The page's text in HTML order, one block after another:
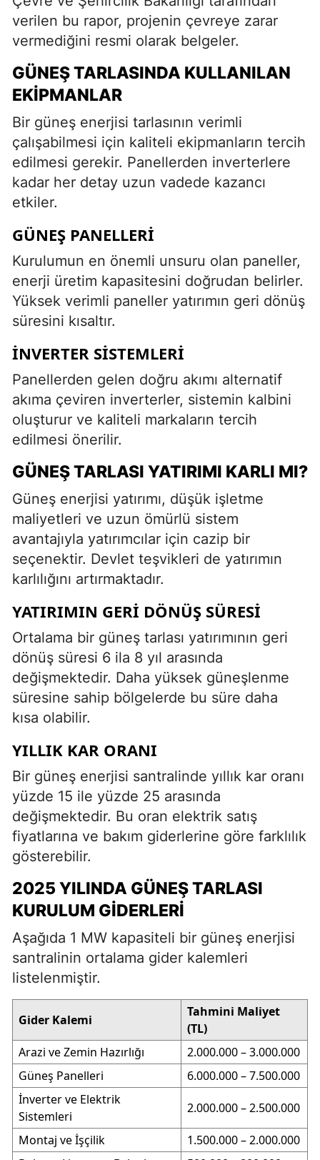
verilen bu rapor, projenin çevreye zarar
vermediğini resmi olarak belgeler.
GÜNEŞ TARLASINDA KULLANILAN
EKIPMANLAR
Bir güneş enerjisi tarlasının verimli
çalışabilmesi için kaliteli ekipmanların tercih
edilmesi gerekir. Panellerden inverterlere
kadar her detay uzun vadede kazancı
etkiler.
GÜNEŞ PANELLERI
Kurulumun en önemli unsuru olan paneller,
enerji üretim kapasitesini doğrudan belirler.
Yüksek verimli paneller yatırımın geri dönüş
süresini kısaltır.
İNVERTER SISTEMLERI
Panellerden gelen doğru akımı alternatif
akıma çeviren inverterler, sistemin kalbini
oluşturur ve kaliteli markaların tercih
edilmesi önerilir.
GÜNEŞ TARLASI YATIRIMI KARLI MI?
Güneş enerjisi yatırımı, düşük işletme
maliyetleri ve uzun ömürlü sistem
avantajıyla yatırımcılar için cazip bir
seçenektir. Devlet teşvikleri de yatırımın
karlılığını artırmaktadır.
YATIRIMIN GERI DÖNÜŞ SÜRESI
Ortalama bir güneş tarlası yatırımının geri
dönüş süresi 6 ila 8 yıl arasında
değişmektedir. Daha yüksek güneşlenme
süresine sahip bölgelerde bu süre daha
kısa olabilir.
YILLIK KAR ORANI
Bir güneş enerjisi santralinde yıllık kar oranı
yüzde 15 ile yüzde 25 arasında
değişmektedir. Bu oran elektrik satış
fiyatlarına ve bakım giderlerine göre farklılık
gösterebilir.
2025 YILINDA GÜNEŞ TARLASI
KURULUM GIDERLERI
Aşağıda 1 MW kapasiteli bir güneş enerjisi
santralinin ortalama gider kalemleri
listelenmiştir.
Gider Kalemi
Tahmini Maliyet
(TL)
Arazi ve Zemin Hazırlığı
2.000.000 – 3.000.000
Güneş Panelleri
6.000.000 – 7.500.000
İnverter ve Elektrik
Sistemleri
2.000.000 – 2.500.000
Montaj ve İşçilik
1.500.000 – 2.000.000